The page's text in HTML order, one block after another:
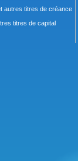
autres titres de créance
titres de capital